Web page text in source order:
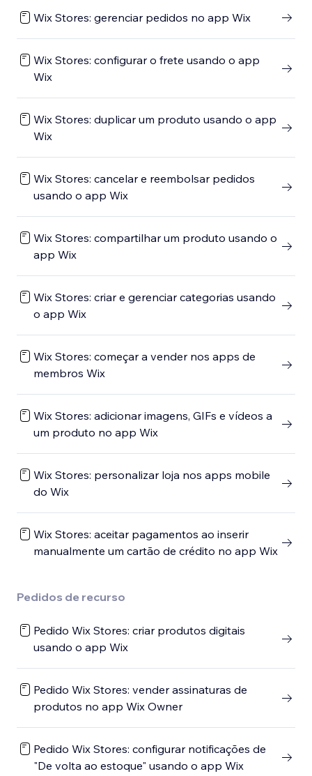
Wix Stores: gerenciar pedidos no app Wix
Wix Stores: configurar o frete usando o app
Wix
Wix Stores: duplicar um produto usando o app
Wix
Wix Stores: cancelar e reembolsar pedidos
usando o app Wix
Wix Stores: compartilhar um produto usando o
app Wix
Wix Stores: criar e gerenciar categorias usando
o app Wix
Wix Stores: começar a vender nos apps de
membros Wix
Wix Stores: adicionar imagens, GIFs e vídeos a
um produto no app Wix
Wix Stores: personalizar loja nos apps mobile
do Wix
Wix Stores: aceitar pagamentos ao inserir
manualmente um cartão de crédito no app Wix
Pedidos de recurso
Pedido Wix Stores: criar produtos digitais
usando o app Wix
Pedido Wix Stores: vender assinaturas de
produtos no app Wix Owner
Pedido Wix Stores: configurar notificações de
"De volta ao estoque" usando o app Wix